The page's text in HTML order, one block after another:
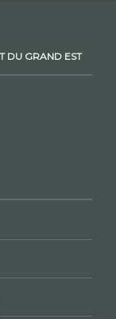
DU GRAND EST